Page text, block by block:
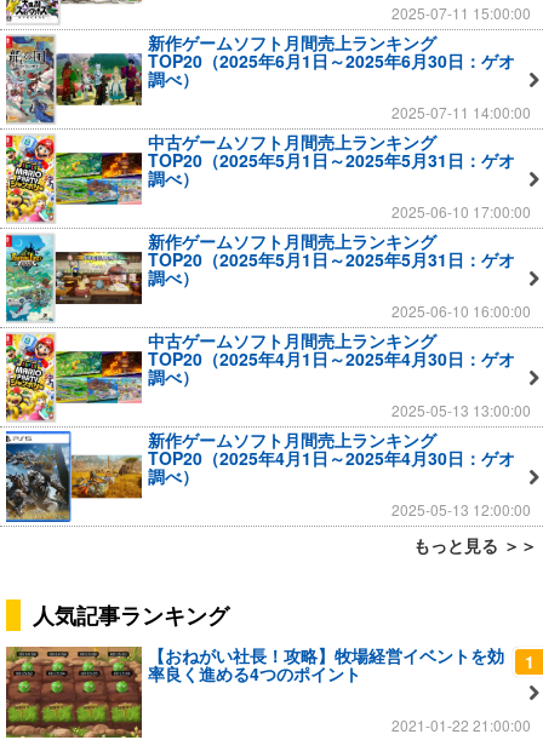
2025-07-11 15:00:00
新作ゲームソフト月間売上ランキング
TOP20（2025年6月1日～2025年6月30日：ゲオ
調べ）
2025-07-11 14:00:00
中古ゲームソフト月間売上ランキング
TOP20（2025年5月1日～2025年5月31日：ゲオ
調べ）
2025-06-10 17:00:00
新作ゲームソフト月間売上ランキング
TOP20（2025年5月1日～2025年5月31日：ゲオ
調べ）
2025-06-10 16:00:00
中古ゲームソフト月間売上ランキング
TOP20（2025年4月1日～2025年4月30日：ゲオ
調べ）
2025-05-13 13:00:00
新作ゲームソフト月間売上ランキング
TOP20（2025年4月1日～2025年4月30日：ゲオ
調べ）
2025-05-13 12:00:00
もっと見る ＞＞
人気記事ランキング
1
【おねがい社長！攻略】牧場経営イベントを効
率良く進める4つのポイント
2021-01-22 21:00:00